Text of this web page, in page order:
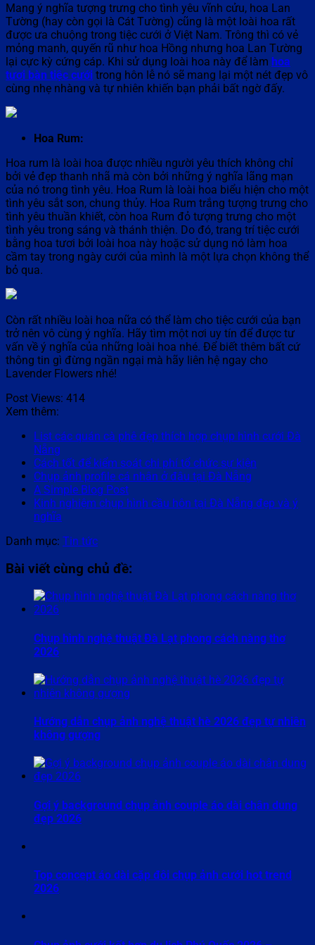
Mang ý nghĩa tượng trưng cho tình yêu vĩnh cửu, hoa Lan
Tường (hay còn gọi là Cát Tường) cũng là một loài hoa rất
được ưa chuộng trong tiệc cưới ở Việt Nam. Trông thì có vẻ
mỏng manh, quyến rũ như hoa Hồng nhưng hoa Lan Tường
lại cực kỳ cứng cáp. Khi sử dụng loài hoa này để làm hoa
tươi bàn tiệc cưới trong hôn lễ nó sẽ mang lại một nét đẹp vô
cùng nhẹ nhàng và tự nhiên khiến bạn phải bất ngờ đấy.
Hoa Rum:
Hoa rum là loài hoa được nhiều người yêu thích không chỉ
bởi vẻ đẹp thanh nhã mà còn bởi những ý nghĩa lãng mạn
của nó trong tình yêu. Hoa Rum là loài hoa biểu hiện cho một
tình yêu sắt son, chung thủy. Hoa Rum trắng tượng trưng cho
tình yêu thuần khiết, còn hoa Rum đỏ tượng trưng cho một
tình yêu trong sáng và thánh thiện. Do đó, trang trí tiệc cưới
bằng hoa tươi bởi loài hoa này hoặc sử dụng nó làm hoa
cầm tay trong ngày cưới của mình là một lựa chọn không thể
bỏ qua.
Còn rất nhiều loài hoa nữa có thể làm cho tiệc cưới của bạn
trở nên vô cùng ý nghĩa. Hãy tìm một nơi uy tín để được tư
vấn về ý nghĩa của những loài hoa nhé. Để biết thêm bất cứ
thông tin gì đừng ngần ngại mà hãy liên hệ ngay cho
Lavender Flowers nhé!
Post Views: 414
Xem thêm:
List các quán cà phê đẹp thích hợp chụp hình cưới Đà
Nẵng
Cách tốt để kiểm soát chi phí tổ chức sự kiện
Chụp ảnh profile cá nhân ở đâu tại Đà Nẵng
A Simple Blog Post
Kinh nghiệm chụp hình cầu hôn tại Đà Nẵng đẹp và ý
nghĩa
Danh mục: Tin tức
Bài viết cùng chủ đề:
Chụp hình nghệ thuật Đà Lạt phong cách nàng thơ
2026
Hướng dẫn chụp ảnh nghệ thuật hè 2026 đẹp tự nhiên
không gượng
Gợi ý background chụp ảnh couple áo dài chân dung
đẹp 2026
Top concept áo dài cặp đôi chụp ảnh cưới hot trend
2026